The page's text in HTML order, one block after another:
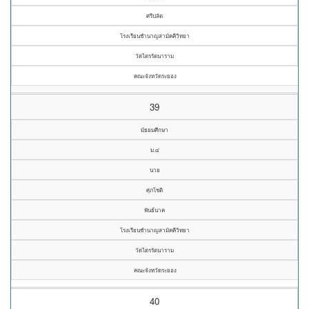
ศรีปลัด
โรงเรียนชำนาญสามัคคีวิทยา
วัดไตรรัตนาราม
คณะจังหวัดระยอง
39
มัธยมศึกษา
ม.๔
นาย
ศุภโชติ
พันธ์นาค
โรงเรียนชำนาญสามัคคีวิทยา
วัดไตรรัตนาราม
คณะจังหวัดระยอง
40